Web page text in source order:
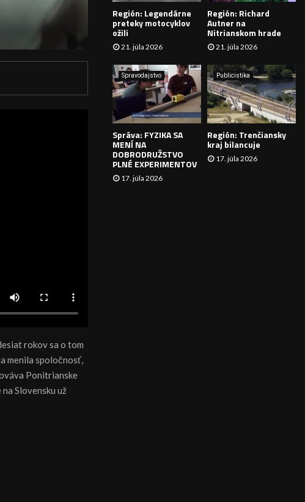
rokov sa o tom
menila spoločnosť,
Ponitrianske
Slovensku už
Á
V
A
N
I
Región: Legendárne
preteky motocyklov
ožili
21. júla 2026
Región: Richard
Autner na
Nitrianskom hrade
21. júla 2026
Spravodajstvo
Správa: FYZIKA SA
MENÍ NA
DOBRODRUŽSTVO
PLNÉ EXPERIMENTOV
17. júla 2026
Publicistika
Región: Trenčiansky
kraj bilancuje
17. júla 2026